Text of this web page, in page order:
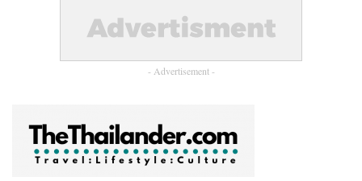
นอกจากนี้ ทีมยังเตรียมลงพื้นที่พบปะนายจ้างทั่วประเทศ เพื่อ
นายจ้างสามารถลงทะเบียนใช้สิทธิได้ตั้งแต่ 1 มิถุนายน – 15
กรกฎาคม 2569 และจะมีการลงคะแนนเลือกตั้งจริงในวันที่ 27
- Advertisement -